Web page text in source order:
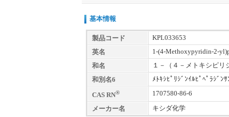
基本情報
製品コード
KPL033653
英名
1-(4-Methoxypyridin-2-
和名
１－（４－メトキシピ
和別名6
ﾒﾄｷｼﾋﾟﾘｼﾞﾝｲﾙﾋﾟﾍﾟﾗｼﾞﾝ
CAS RN® 1707580-86-6
メーカー名 キシダ化学